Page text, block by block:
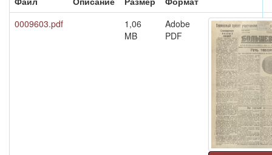
0009603.pdf
1,06
MB
Adobe
PDF